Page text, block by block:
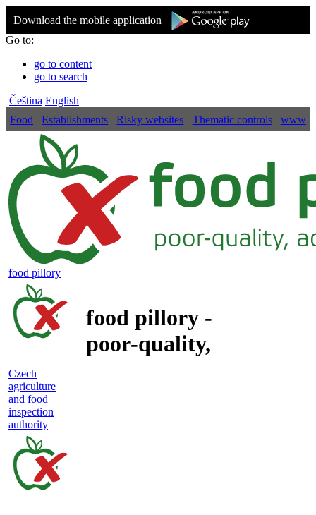
Download the mobile application
Go to:
go to content
go to search
Čeština English
Food
Establishments Risky websites Thematic controls www
food pillory
food pillory -
poor-quality,
Czech
agriculture
and food
inspection
authority